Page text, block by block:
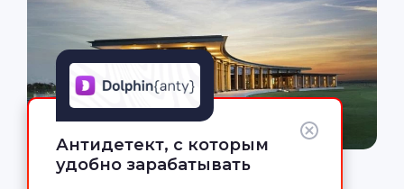
Гольф-клуб Grove XXIII
Антидетект, с которым
удобно зарабатывать